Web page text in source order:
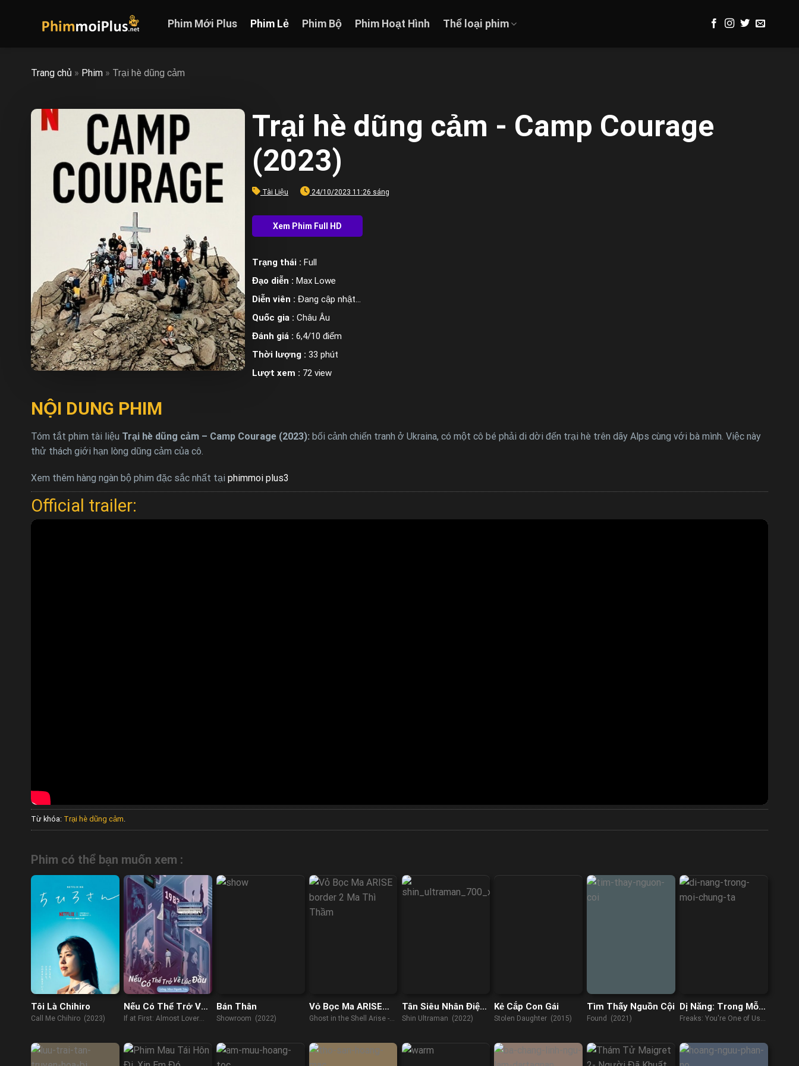
Phim Mới Plus Phim Lẻ Phim Bộ Phim Hoạt Hình Thể loại phim
Trang chủ » Phim » Trại hè dũng cảm
Trại hè dũng cảm - Camp Courage
(2023)
Tài Liệu 24/10/2023 11:26 sáng
Trạng thái : Full
Đạo diễn : Max Lowe
Diễn viên : Đang cập nhật…
Quốc gia : Châu Âu
Đánh giá : 6,4/10 điểm
Thời lượng : 33 phút
Lượt xem : 72 view
NỘI DUNG PHIM
Tóm tắt phim tài liệu Trại hè dũng cảm – Camp Courage (2023): bối cảnh chiến tranh ở Ukraina, có một cô bé phải di dời đến trại hè trên dãy Alps cùng với bà mình. Việc này
thử thách giới hạn lòng dũng cảm của cô.
Xem thêm hàng ngàn bộ phim đặc sắc nhất tại phimmoi plus3
Official trailer:
Từ khóa: Trại hè dũng cảm
Phim có thể bạn muốn xem :
Tôi Là Chihiro
Call Me Chihiro (2023)
Nếu Có Thể Trở Về
Lúc Đầu: Giống Như
If at First: Almost Lover
Bán Thân
Showroom (2022)
Vỏ Bọc Ma ARISE
border: 2 Ma Thì
Ghost in the Shell Arise -
(2013)
Tân Siêu Nhân Điện
Quang
Shin Ultraman (2022)
Kẻ Cắp Con Gái
Stolen Daughter (2015)
Tìm Thấy Nguồn Cội
Found (2021)
Dị Năng: Trong Mỗi
Chúng Ta
Freaks: You're One of Us